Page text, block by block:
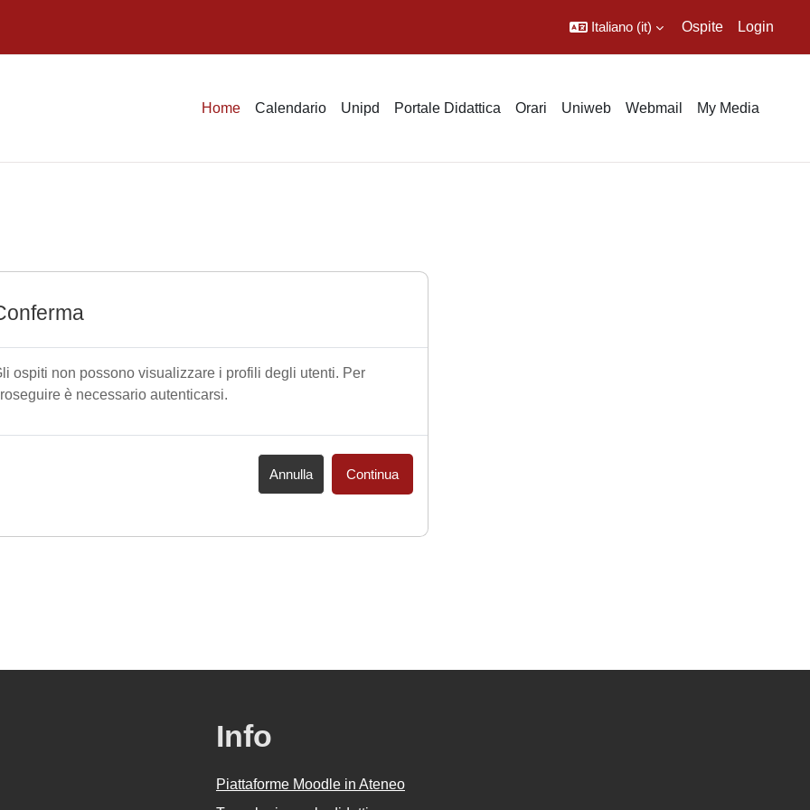
Italiano ‎(it)‎ Ospite Login
Home Calendario Unipd Portale Didattica Orari Uniweb Webmail My Media
ospiti non possono visualizzare i profili degli utenti. Per
è necessario autenticarsi.
Annulla Continua
Info
Piattaforme Moodle in Ateneo